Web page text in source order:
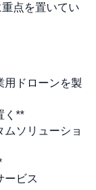
点を置いてい
用ドローンを製
く**
ムソリューショ
ービス